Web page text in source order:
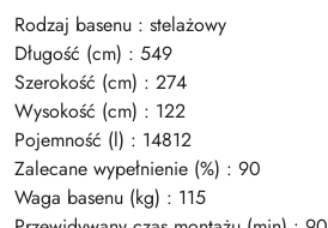
Rodzaj basenu : stelażowy
Długość (cm) : 549
Szerokość (cm) : 274
Wysokość (cm) : 122
Pojemność (l) : 14812
Zalecane wypełnienie (%) : 90
Waga basenu (kg) : 115